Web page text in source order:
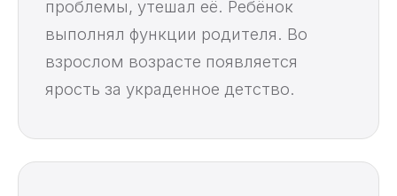
проблемы, утешал её. Ребёнок
выполнял функции родителя. Во
взрослом возрасте появляется
ярость за украденное детство.